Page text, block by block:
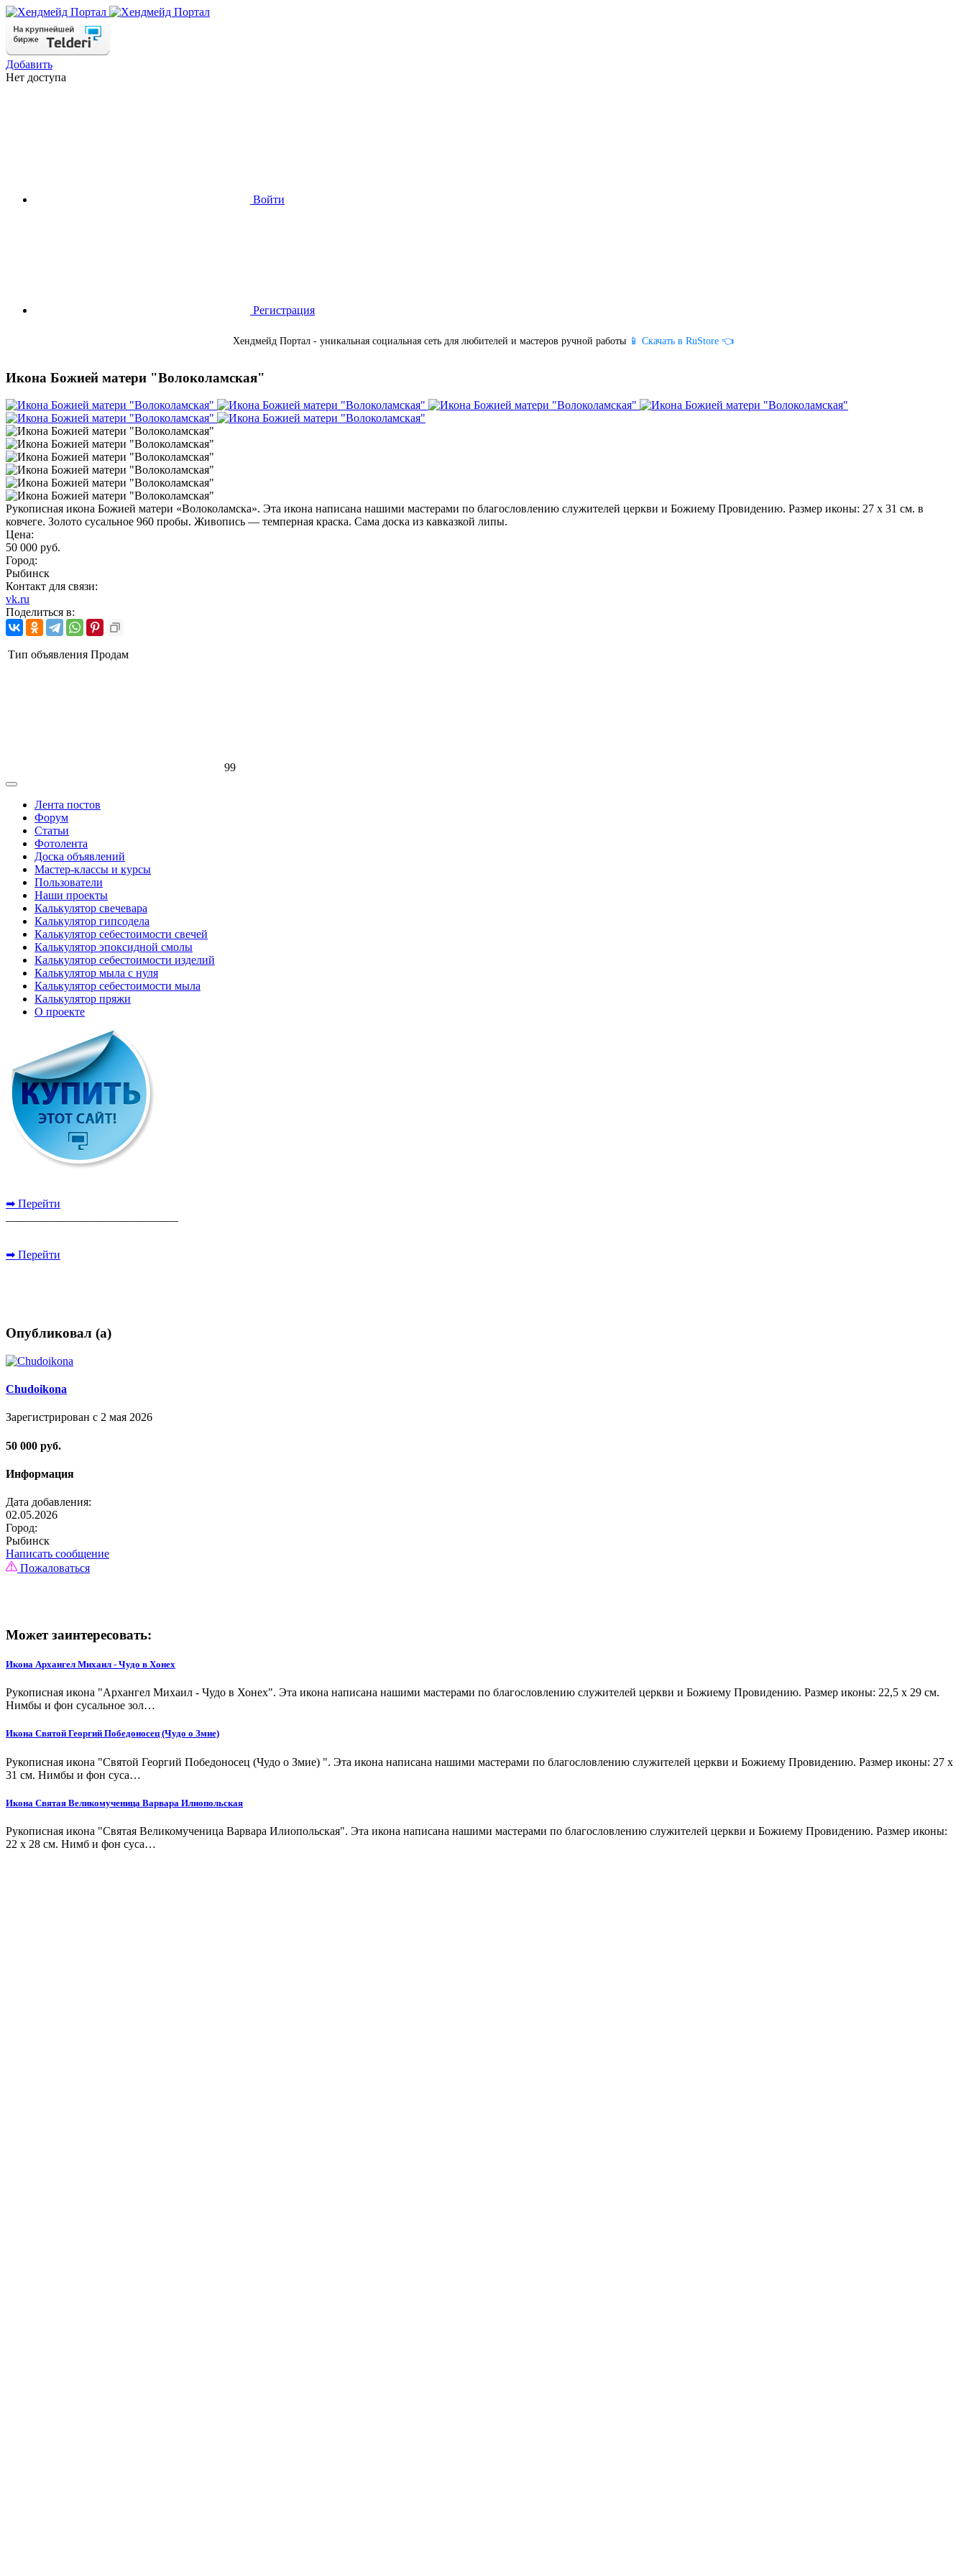
Добавить
Нет доступа
Войти
Регистрация
Хендмейд Портал - уникальная социальная сеть для любителей и мастеров ручной работы 📱 Скачать в RuStore 👈
Икона Божией матери "Волоколамская"
Рукописная икона​ Божией матери «Волоколамска».​ Эта икона написана нашими мастерами по благословлению служителей церкви и Божиему Провидению. Размер иконы: 27 х 31 см.​ в
ковчеге.​ Золото сусальное 960 пробы.​ Живопись — темперная краска. Сама доска из кавказкой липы.
Цена:
50 000 руб.
Город:
Рыбинск
Контакт для связи:
vk.ru
Поделиться в:
Тип объявления Продам
99
Лента постов
Форум
Статьи
Фотолента
Доска объявлений
Мастер-классы и курсы
Пользователи
Наши проекты
Калькулятор свечевара
Калькулятор гипсодела
Калькулятор себестоимости свечей
Калькулятор эпоксидной смолы
Калькулятор себестоимости изделий
Калькулятор мыла с нуля
Калькулятор себестоимости мыла
Калькулятор пряжи
О проекте
➡ Перейти
➡ Перейти
Опубликовал (а)
Chudoikona
Зарегистрирован с 2 мая 2026
50 000 руб.
Информация
Дата добавления:
02.05.2026
Город:
Рыбинск
Написать сообщение
Пожаловаться
Может заинтересовать:
Икона Архангел Михаил - Чудо в Хонех
Рукописная икона​ "Архангел Михаил - Чудо в Хонех".​ Эта икона написана нашими мастерами по благословлению служителей церкви и Божиему Провидению. Размер иконы: 22,5 х 29 см.
Нимбы и фон сусальное зол…
Икона Святой Георгий Победоносец (Чудо о Змие)
Рукописная икона​ "Святой Георгий Победоносец (Чудо о Змие) ".​ Эта икона написана нашими мастерами по благословлению служителей церкви и Божиему Провидению. Размер иконы: 27 х
31 см. Нимбы и фон суса…
Икона Святая Великомученица Варвара Илиопольская
Рукописная икона​ "Святая Великомученица Варвара Илиопольская".​ Эта икона написана нашими мастерами по благословлению служителей церкви и Божиему Провидению. Размер иконы:
22 х 28 см. Нимб и фон суса…